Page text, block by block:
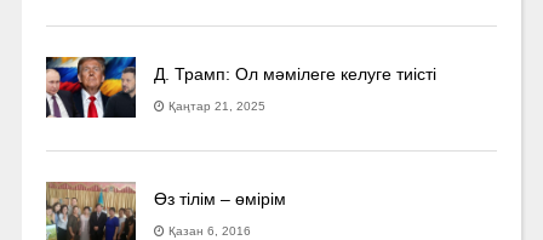
Д. Трамп: Ол мәмілеге келуге тиісті
Қаңтар 21, 2025
Өз тілім – өмірім
Қазан 6, 2016